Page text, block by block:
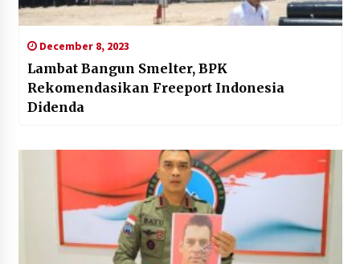
December 8, 2023
Lambat Bangun Smelter, BPK
Rekomendasikan Freeport Indonesia
Didenda